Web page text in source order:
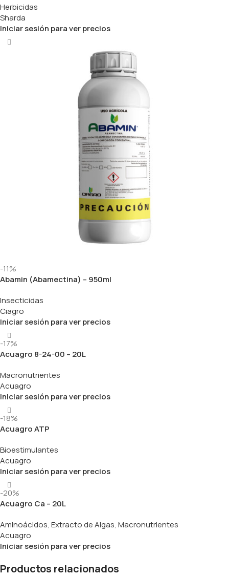
Herbicidas
Sharda
Iniciar sesión para ver precios
-11%
Abamin (Abamectina) – 950ml
Insecticidas
Ciagro
Iniciar sesión para ver precios
-17%
Acuagro 8-24-00 – 20L
Macronutrientes
Acuagro
Iniciar sesión para ver precios
-18%
Acuagro ATP
Bioestimulantes
Acuagro
Iniciar sesión para ver precios
-20%
Acuagro Ca – 20L
Aminoácidos, Extracto de Algas, Macronutrientes
Acuagro
Iniciar sesión para ver precios
Productos relacionados